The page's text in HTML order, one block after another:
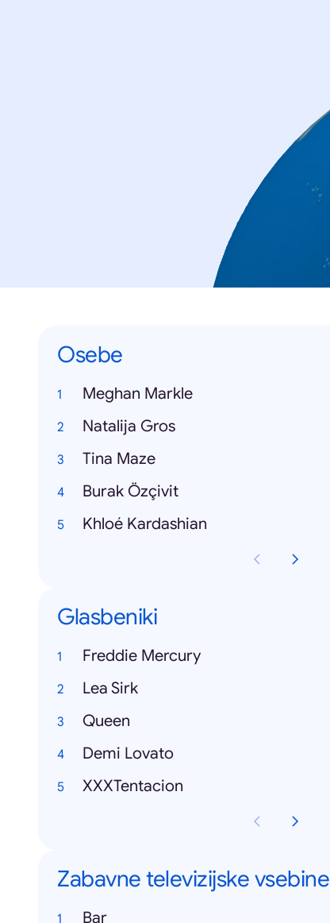
Osebe
Meghan Markle
Natalija Gros
Tina Maze
Burak Özçivit
Khloé Kardashian
Glasbeniki
Freddie Mercury
Lea Sirk
Queen
Demi Lovato
XXXTentacion
Zabavne televizijske vsebine
Bar